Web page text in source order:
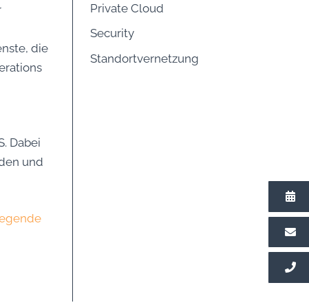
die
Dabei
und
Private Cloud
Security
Standortvernetzung